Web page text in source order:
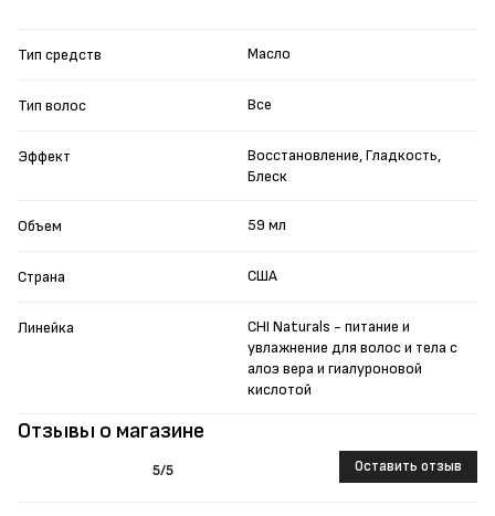
Отзывы о магазине
5/5 Оставить отзыв
Тип средств Масло
Тип волос Все
Эффект
Восстановление, Гладкость,
Блеск
Объем 59 мл
Страна США
Линейка
CHI Naturals - питание и
увлажнение для волос и тела с
алоэ вера и гиалуроновой
кислотой